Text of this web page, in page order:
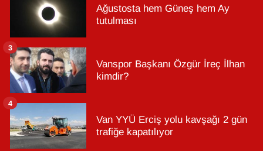
Ağustosta hem Güneş hem Ay
tutulması
Vanspor Başkanı Özgür İreç İlhan
kimdir?
3
Van YYÜ Erciş yolu kavşağı 2 gün
trafiğe kapatılıyor
4